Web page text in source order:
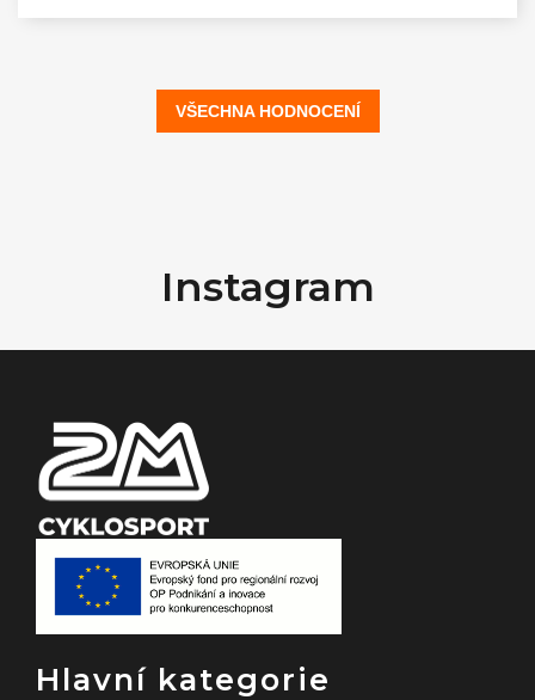
VŠECHNA HODNOCENÍ
t
Instagram
Hlavní kategorie